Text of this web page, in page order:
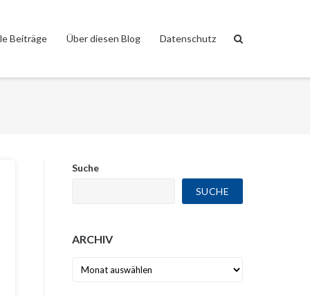
Beiträge Über diesen Blog Datenschutz
Suche
SUCHE
ARCHIV
Archiv